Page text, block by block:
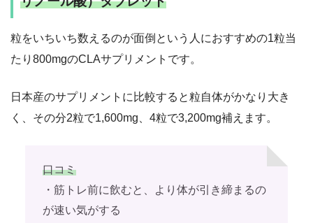
粒をいちいち数えるのが面倒という人におすすめの1粒当
たり800mgのCLAサプリメントです。
日本産のサプリメントに比較すると粒自体がかなり大き
く、その分2粒で1,600mg、4粒で3,200mg補えます。
口コミ
・筋トレ前に飲むと、より体が引き締まるの
が速い気がする